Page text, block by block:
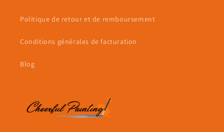
Politique de retour et de remboursement
Conditions générales de facturation
Blog